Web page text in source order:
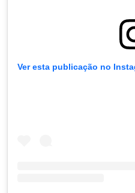
Ver esta publicação no